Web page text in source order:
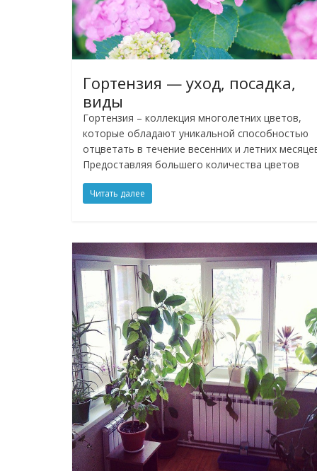
Гортензия — уход, посадка,
виды
Гортензия – коллекция многолетних цветов,
которые обладают уникальной способностью
отцветать в течение весенних и летних
Предоставляя большего количества цветов
Читать далее